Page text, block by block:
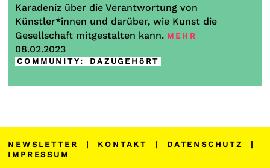
Karadeniz über die Verantwortung von
Künstler*innen und darüber, wie Kunst die
Gesellschaft mitgestalten kann. MEHR
08.02.2023
COMMUNITY : DAZUGEHöRT
NEWSLETTER KONTAKT DATENSCHUTZ
IMPRESSUM